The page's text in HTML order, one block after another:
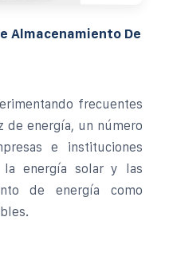
Almacenamiento De
frecuentes
de energía, un número
e instituciones
la energía solar y las
de energía como